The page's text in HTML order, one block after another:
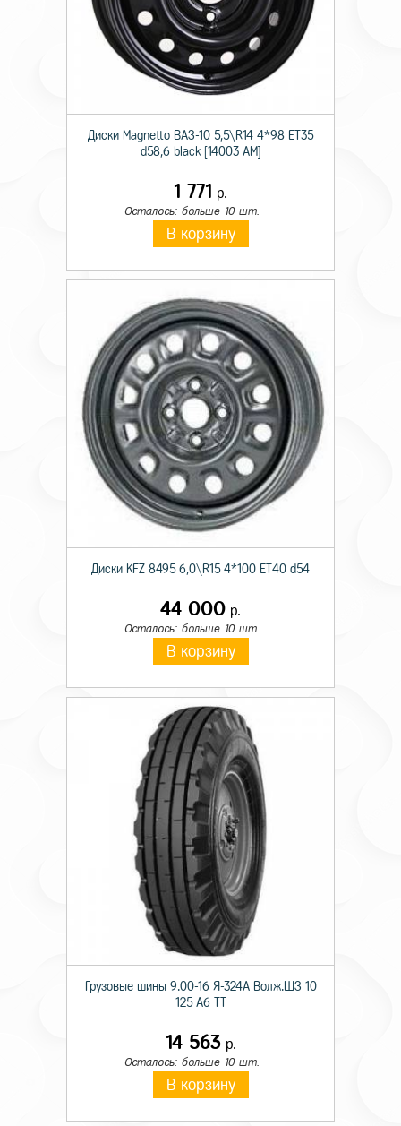
Диски Magnetto ВАЗ-10 5,5\R14 4*98 ET35
d58,6 black [14003 AM]
1 771 р.
Осталось: больше 10 шт.
В корзину
Диски KFZ 8495 6,0\R15 4*100 ET40 d54
44 000 р.
Осталось: больше 10 шт.
В корзину
Грузовые шины 9.00-16 Я-324А Волж.ШЗ 10
125 A6 TT
14 563р.
Осталось: больше 10 шт.
В корзину